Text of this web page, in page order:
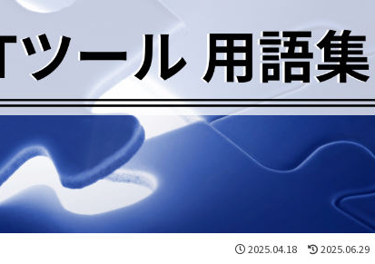
2025.04.18 2025.06.29